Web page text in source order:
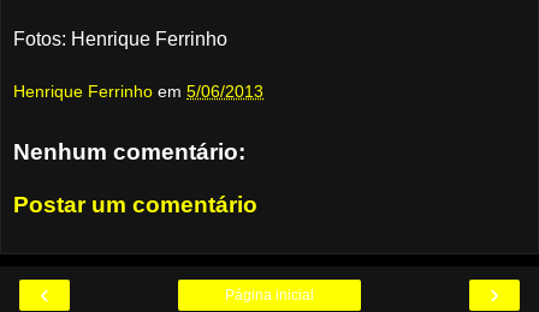
Fotos: Henrique Ferrinho
Henrique Ferrinho em 5/06/2013
Nenhum comentário:
Postar um comentário
‹ ›
Página inicial